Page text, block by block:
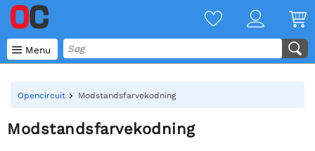
 Menu
Opencircuit Modstandsfarvekodning
Modstandsfarvekodning